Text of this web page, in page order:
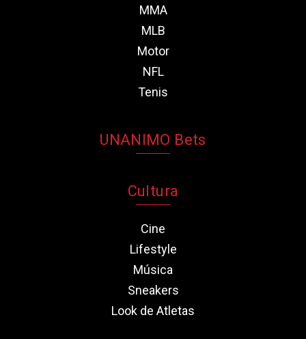
MMA
MLB
Motor
NFL
Tenis
UNANIMO Bets
Cultura
Cine
Lifestyle
Música
Sneakers
Look de Atletas